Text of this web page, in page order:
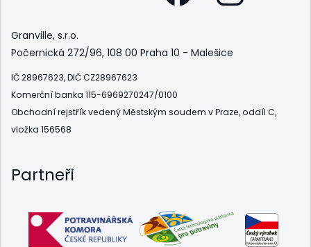
Granville, s.r.o.
Počernická 272/96, 108 00 Praha 10 - Malešice
IČ 28967623, DIČ CZ28967623
Komerční banka 115-6969270247/0100
Obchodní rejstřík vedený Městským soudem v Praze, oddíl C,
vložka 156568
Partneři